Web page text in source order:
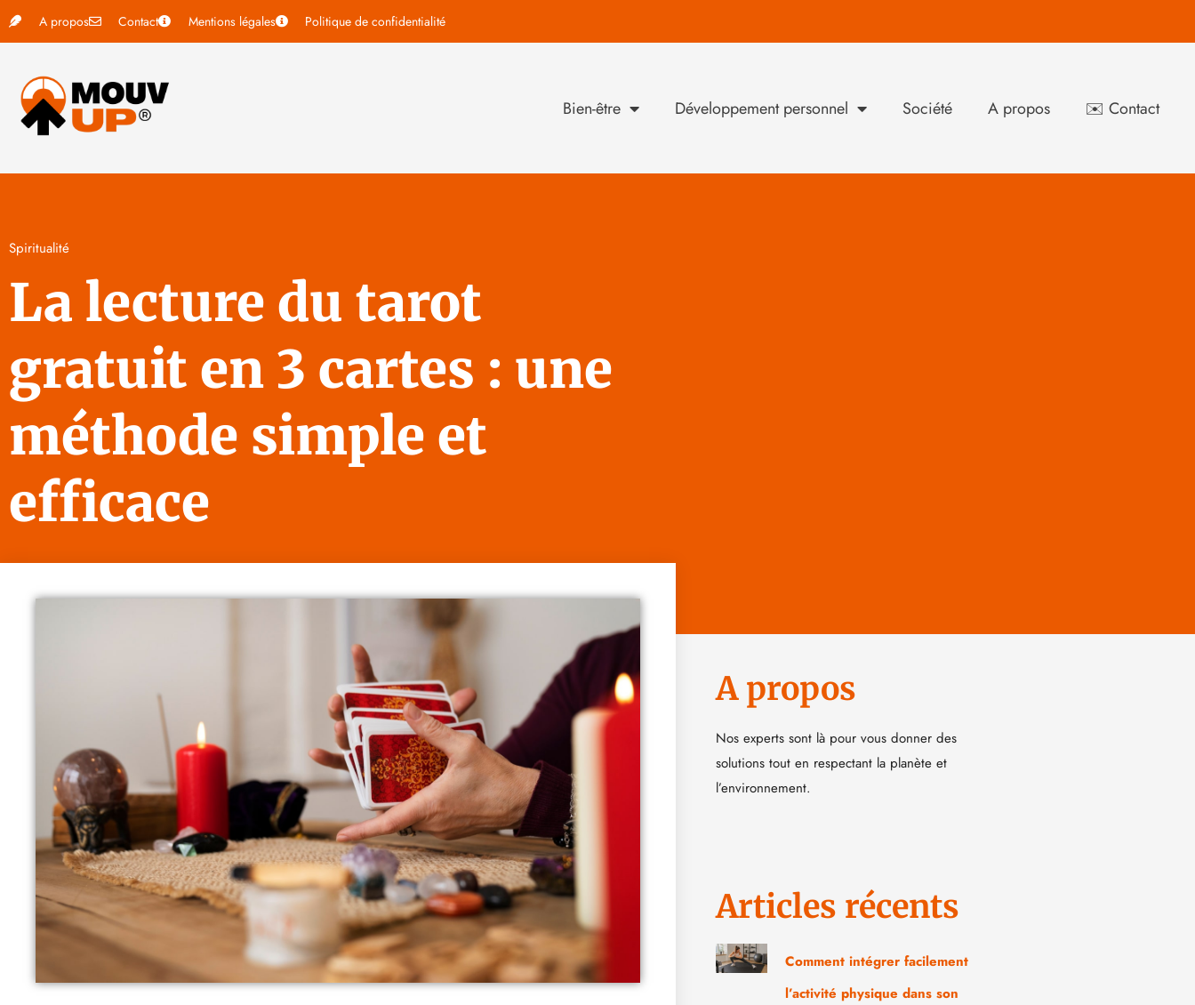
A propos Contact Mentions légales Politique de confidentialité
Bien-être Développement personnel Société A propos ✉️ Contact
Spiritualité
La lecture du tarot
gratuit en 3 cartes : une
méthode simple et
efficace
A propos
Nos experts sont là pour vous donner des
solutions tout en respectant la planète et
l’environnement.
Articles récents
Comment intégrer facilement
l’activité physique dans son